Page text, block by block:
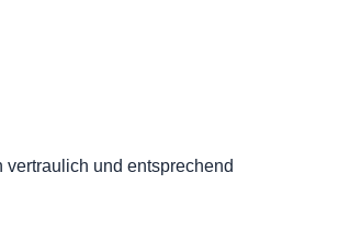
und entsprechend